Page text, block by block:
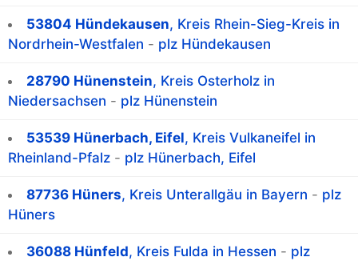
53804 Hündekausen, Kreis Rhein-Sieg-Kreis in
Nordrhein-Westfalen - plz Hündekausen
28790 Hünenstein, Kreis Osterholz in
Niedersachsen - plz Hünenstein
53539 Hünerbach, Eifel, Kreis Vulkaneifel in
Rheinland-Pfalz - plz Hünerbach, Eifel
87736 Hüners, Kreis Unterallgäu in Bayern - plz
Hüners
36088 Hünfeld, Kreis Fulda in Hessen - plz